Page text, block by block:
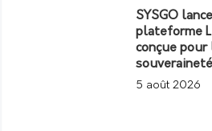
SYSGO
plateforme
conçue
5 août 2026